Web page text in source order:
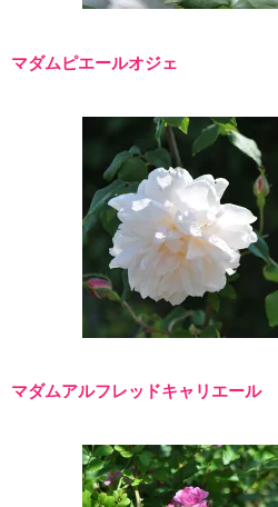
マダムピエールオジェ
マダムアルフレッドキャリエール